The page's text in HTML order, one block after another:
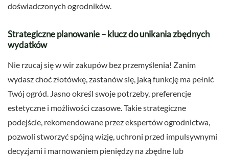
doświadczonych ogrodników.
Strategiczne planowanie – klucz do unikania zbędnych
wydatków
Nie rzucaj się w wir zakupów bez przemyślenia! Zanim
wydasz choć złotówkę, zastanów się, jaką funkcję ma pełnić
Twój ogród. Jasno określ swoje potrzeby, preferencje
estetyczne i możliwości czasowe. Takie strategiczne
podejście, rekomendowane przez ekspertów ogrodnictwa,
pozwoli stworzyć spójną wizję, uchroni przed impulsywnymi
decyzjami i marnowaniem pieniędzy na zbędne lub